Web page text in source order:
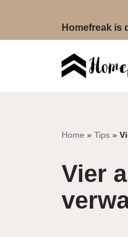
Homefreak is
Home » Tips »
Vier